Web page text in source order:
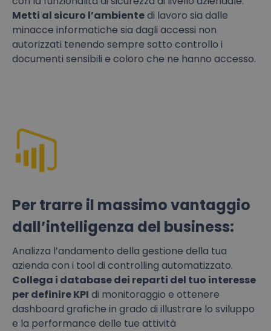
Metti al sicuro l’ambientedi lavoro sia dalle
minacce informatiche sia dagli accessi non
autorizzati tenendo sempre sotto controllo i
documenti sensibili e coloro che ne hanno accesso.
Per trarre il massimo vantaggio
dall’intelligenza del business:
Analizza l’andamento della gestione della tua
azienda con i tool di controlling automatizzato.
Collega i database dei reparti del tuo interesse
per definire KPI di monitoraggio e ottenere
dashboard grafiche in grado di illustrare lo sviluppo
e la performance delle tue attività